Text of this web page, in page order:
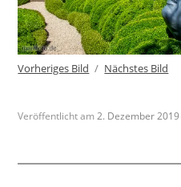
Vorheriges Bild Nächstes Bild
Veröffentlicht am2. Dezember 2019